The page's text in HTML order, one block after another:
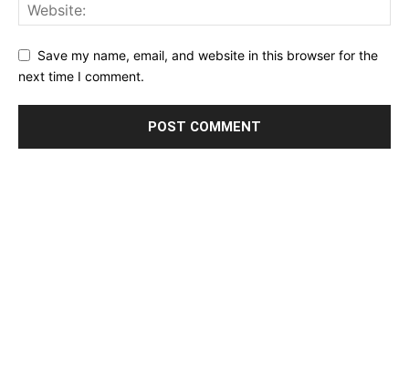
Save my name, email, and website in this browser for the
next time I comment.